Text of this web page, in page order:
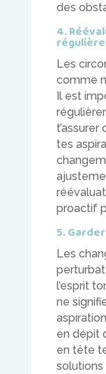
des
4.
Les
comme
Il est
tes
proactif
5.
Les
l’esprit
ne
en dépit
en tête